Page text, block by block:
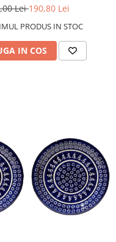
Lei190,80 Lei
PRODUS IN STOC
IN COS